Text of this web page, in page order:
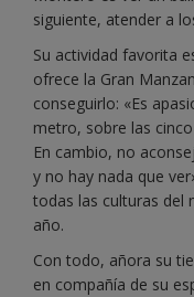
siguiente, atender a
Su actividad favorita
ofrece la Gran
conseguirlo: «Es
metro, sobre las
En cambio, no
y no hay nada que
todas las culturas del
año.
Con todo, añora su
en compañía de su